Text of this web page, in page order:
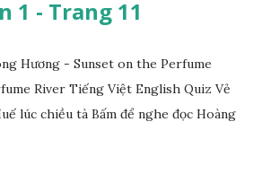
1 - Trang 11
Hương - Sunset on the Perfume
River Tiếng Việt English Quiz Vẻ
lúc chiều tà Bấm để nghe đọc Hoàng